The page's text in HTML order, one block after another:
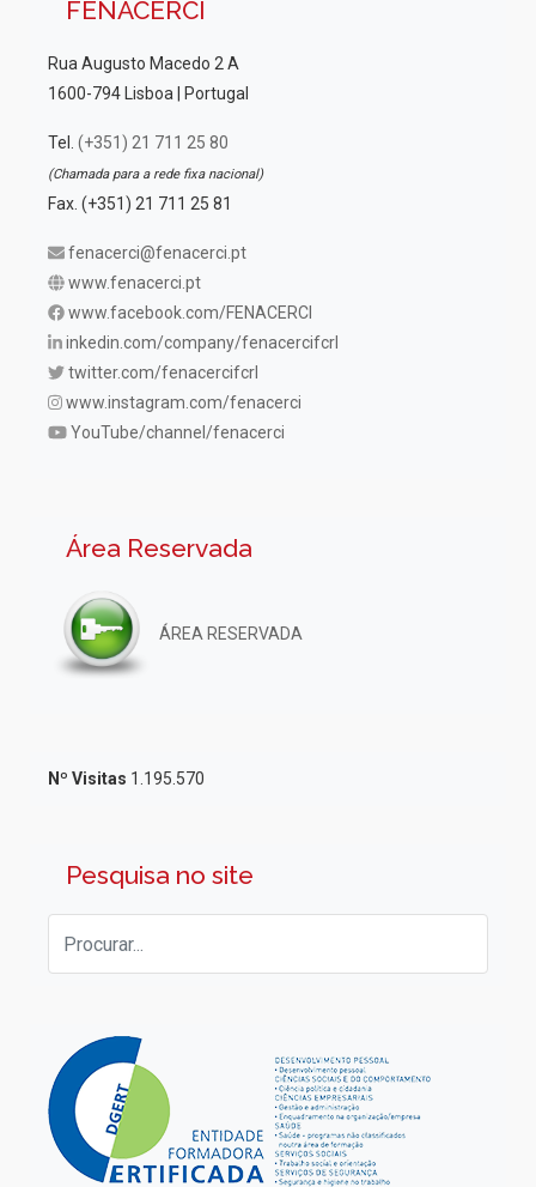
FENACERCI
Rua Augusto Macedo 2 A
1600-794 Lisboa | Portugal
Tel. (+351) 21 711 25 80
(Chamada para a rede fixa nacional)
Fax. (+351) 21 711 25 81
fenacerci@fenacerci.pt
www.fenacerci.pt
www.facebook.com/FENACERCI
inkedin.com/company/fenacercifcrl
twitter.com/fenacercifcrl
www.instagram.com/fenacerci
YouTube/channel/fenacerci
Área Reservada
ÁREA RESERVADA
Nº Visitas 1.195.570
Pesquisa no site